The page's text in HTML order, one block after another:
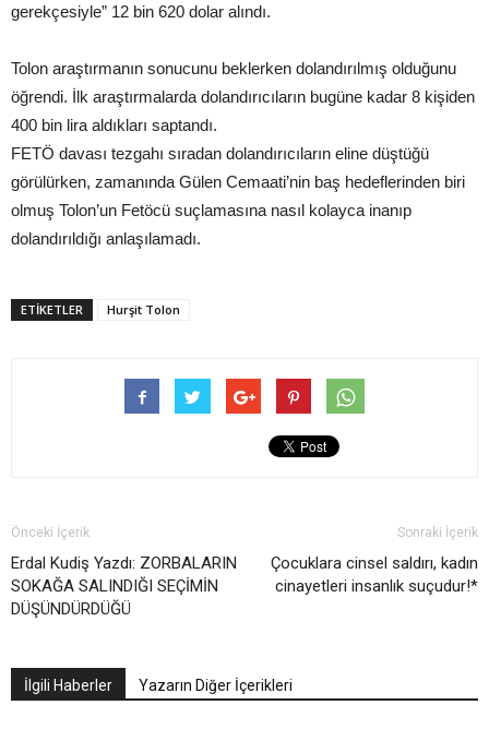
gerekçesiyle” 12 bin 620 dolar alındı.
Tolon araştırmanın sonucunu beklerken dolandırılmış olduğunu
öğrendi. İlk araştırmalarda dolandırıcıların bugüne kadar 8 kişiden
400 bin lira aldıkları saptandı.
FETÖ davası tezgahı sıradan dolandırıcıların eline düştüğü
görülürken, zamanında Gülen Cemaati’nin baş hedeflerinden biri
olmuş Tolon’un Fetöcü suçlamasına nasıl kolayca inanıp
dolandırıldığı anlaşılamadı.
ETIKETLER Hurşit Tolon
Önceki İçerik
Erdal Kudiş Yazdı: ZORBALARIN
SOKAĞA SALINDIĞI SEÇİMİN
DÜŞÜNDÜRDÜĞÜ
Sonraki İçerik
Çocuklara cinsel saldırı, kadın
cinayetleri insanlık suçudur!*
İlgili Haberler Yazarın Diğer İçerikleri